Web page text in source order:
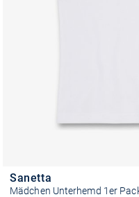
Sanetta
Mädchen Unterhemd 1er